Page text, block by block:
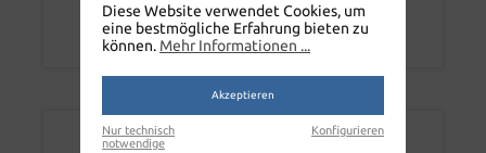
aktuellsten Stand und bestens versorgt.
Diese Website verwendet Cookies, um
eine bestmögliche Erfahrung bieten zu
können. Mehr Informationen ...
Akzeptieren
Nur technisch
notwendige
Konfigurieren